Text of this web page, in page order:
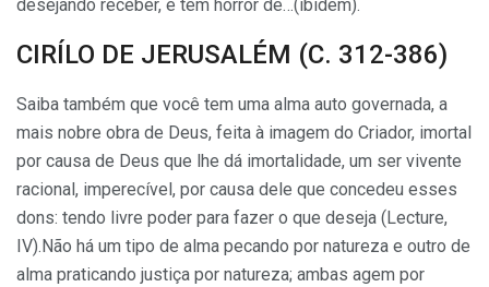
desejando receber, e têm horror de…(ibidem).
CIRÍLO DE JERUSALÉM (C. 312-386)
Saiba também que você tem uma alma auto governada, a
mais nobre obra de Deus, feita à imagem do Criador, imortal
por causa de Deus que lhe dá imortalidade, um ser vivente
racional, imperecível, por causa dele que concedeu esses
dons: tendo livre poder para fazer o que deseja (Lecture,
IV).Não há um tipo de alma pecando por natureza e outro de
alma prati­cando justiça por natureza; ambas agem por